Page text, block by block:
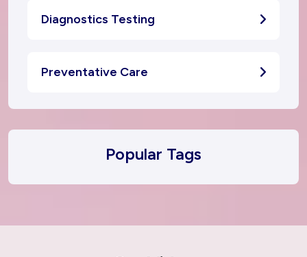
Diagnostics Testing
Preventative Care
Popular Tags